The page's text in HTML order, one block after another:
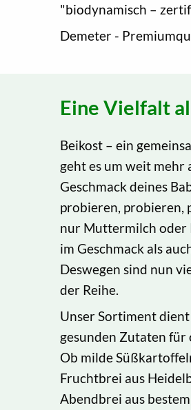
"biodynamisch –
Demeter -
Eine Vielfalt
Beikost – ein
geht es um weit mehr
Geschmack deines
probieren, probieren,
nur Muttermilch oder
im Geschmack als
Deswegen sind nun
der Reihe.
Unser Sortiment
gesunden Zutaten für
Ob milde
Fruchtbrei aus
Abendbrei aus